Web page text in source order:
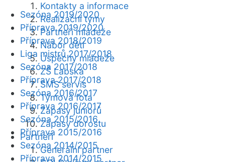
Kontakty a informace
Realizační týmy
Partneři mládeže
Nábor dětí
Úspěchy mládeže
ZŠ Labská
SMS servis
Týmová fota
Zápasy juniorů
Zápasy dorostu
Partneři
Generální partner
Sezóna 2019/2020
Příprava 2019/2020
Příprava 2018/2019
Liga mistrů 2017/2018
Sezóna 2017/2018
Příprava 2017/2018
Sezóna 2016/2017
Příprava 2016/2017
Sezóna 2015/2016
Příprava 2015/2016
Sezóna 2014/2015
Příprava 2014/2015